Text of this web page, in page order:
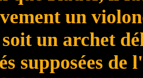
un
un archet
supposées de